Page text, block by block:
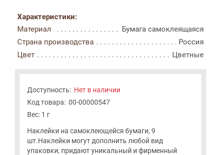
Характеристики:
Материал
Бумага самоклеящаяся
Страна производства
Россия
Цвет
Цветные
Доступность: Нет в наличии
Код товара: 00-00000547
Вес: 1 г
Наклейки на самоклеющейся бумаги, 9
шт.Наклейки могут дополнить любой вид
упаковки, придают уникальный и фирменный